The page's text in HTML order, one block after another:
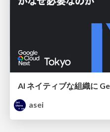
asei